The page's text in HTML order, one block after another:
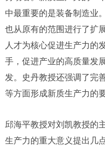
中最重要的是装备制造业
也从原有的范围进行了扩
人才为核心促进生产力的
手，促进产业的高质量发
发。史丹教授还强调了完
等方面形成新质生产力的
邱海平教授对刘凯教授的
生产力的重大意义提出几